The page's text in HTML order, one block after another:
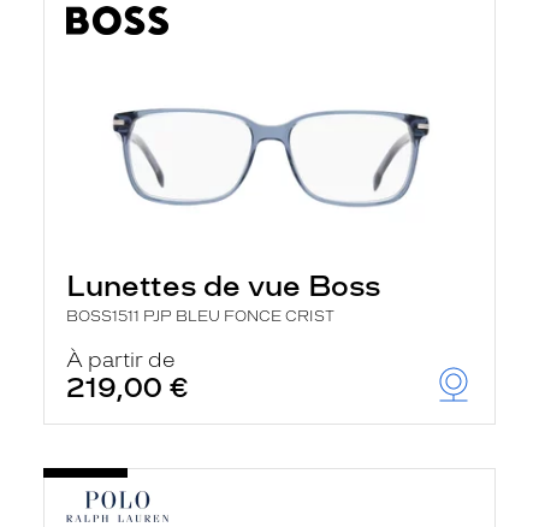
Lunettes de vue Boss
BOSS1511 PJP BLEU FONCE CRIST
À partir de
219,00 €